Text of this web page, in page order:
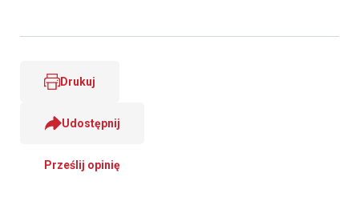
Drukuj
Udostępnij
Prześlij opinię